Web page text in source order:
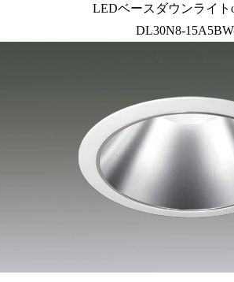
LEDベースダウンライト
DL30N8-